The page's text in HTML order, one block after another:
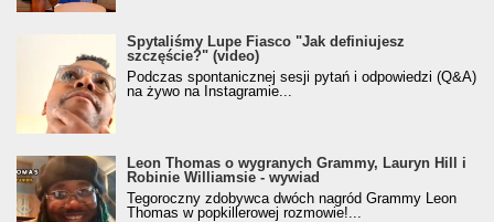
Spytaliśmy Lupe Fiasco "Jak definiujesz
szczęście?" (video)
Podczas spontanicznej sesji pytań i odpowiedzi (Q&A)
na żywo na Instagramie...
Leon Thomas o wygranych Grammy, Lauryn Hill i
Robinie Williamsie - wywiad
Tegoroczny zdobywca dwóch nagród Grammy Leon
Thomas w popkillerowej rozmowie!...